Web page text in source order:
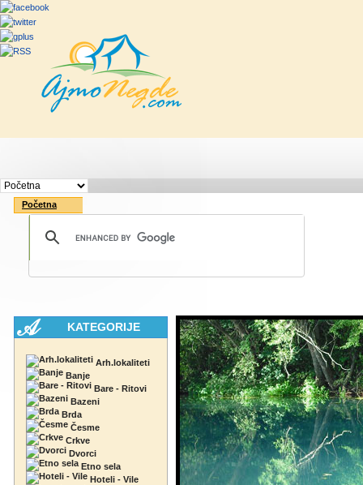
Početna
KATEGORIJE
Arh.lokaliteti
Banje
Bare - Ritovi
Bazeni
Brda
Česme
Crkve
Dvorci
Etno sela
Hoteli - Vile